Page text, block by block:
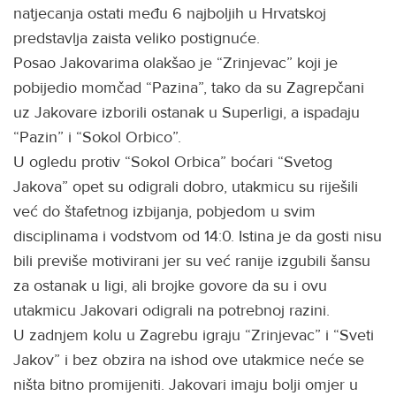
natjecanja ostati među 6 najboljih u Hrvatskoj
predstavlja zaista veliko postignuće.
Posao Jakovarima olakšao je “Zrinjevac” koji je
pobijedio momčad “Pazina”, tako da su Zagrepčani
uz Jakovare izborili ostanak u Superligi, a ispadaju
“Pazin” i “Sokol Orbico”.
U ogledu protiv “Sokol Orbica” boćari “Svetog
Jakova” opet su odigrali dobro, utakmicu su riješili
već do štafetnog izbijanja, pobjedom u svim
disciplinama i vodstvom od 14:0. Istina je da gosti nisu
bili previše motivirani jer su već ranije izgubili šansu
za ostanak u ligi, ali brojke govore da su i ovu
utakmicu Jakovari odigrali na potrebnoj razini.
U zadnjem kolu u Zagrebu igraju “Zrinjevac” i “Sveti
Jakov” i bez obzira na ishod ove utakmice neće se
ništa bitno promijeniti. Jakovari imaju bolji omjer u